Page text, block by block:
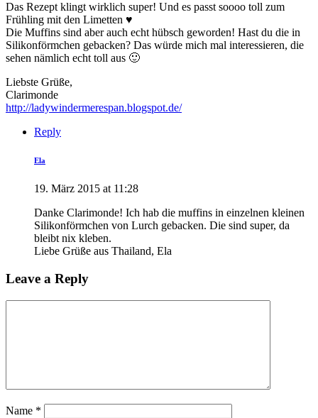
Das Rezept klingt wirklich super! Und es passt soooo toll zum
Frühling mit den Limetten ♥
Die Muffins sind aber auch echt hübsch geworden! Hast du die in
Silikonförmchen gebacken? Das würde mich mal interessieren, die
sehen nämlich echt toll aus 🙂
Liebste Grüße,
Clarimonde
http://ladywindermerespan.blogspot.de/
Reply
Ela
19. März 2015 at 11:28
Danke Clarimonde! Ich hab die muffins in einzelnen kleinen
Silikonförmchen von Lurch gebacken. Die sind super, da
bleibt nix kleben.
Liebe Grüße aus Thailand, Ela
Leave a Reply
Name *